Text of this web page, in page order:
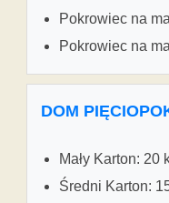
Pokrowiec na
Pokrowiec na
DOM
Mały Karton: 20
Średni Karton: